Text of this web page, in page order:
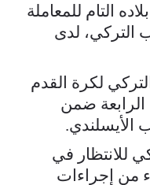
التام للمعاملة
التركي، لدى
لكرة القدم
الرابعة ضمن
الأيسلندي.
للانتظار في
من إجراءات